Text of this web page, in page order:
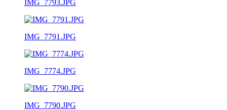
IMG_7793.JPG
IMG_7791.JPG
IMG_7774.JPG
IMG_7790.JPG